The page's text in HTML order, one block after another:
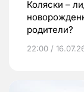
Коляски –
родители?
22:00 /